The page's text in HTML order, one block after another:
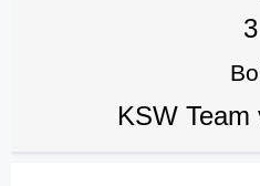
3
KSW